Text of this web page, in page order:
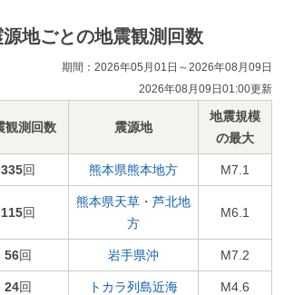
源地ごとの地震観測回数
期間：2026年05月01日～2026年08月09日
2026年08月09日01:00更新
観測回数 震源地
地震規模
の最大
335回 熊本県熊本地方 M7.1
115回
熊本県天草・芦北地
方
M6.1
56回 岩手県沖 M7.2
24回 トカラ列島近海 M4.6